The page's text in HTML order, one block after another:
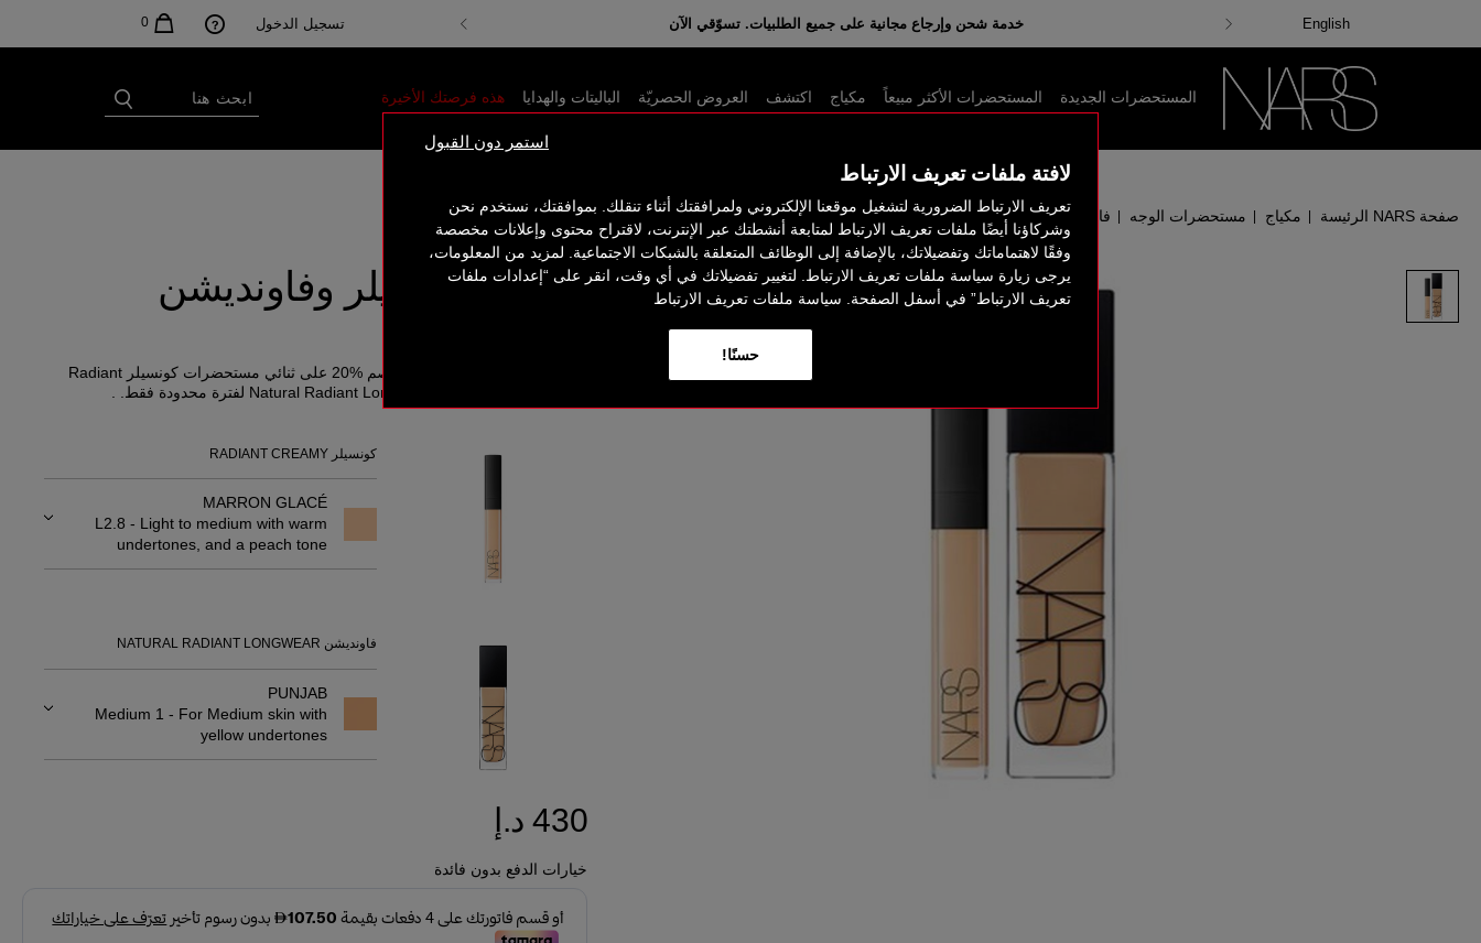
English احصلي على هدايا مجانية عند إنفاق 350 د.إ. باستخدام الكود: GIFTS
خدمة شحن وإرجاع مجانية على جميع الطلبيات. تسوّقي الآن تسجيل الدخول 0
المستحضرات الجديدة المستحضرات الأكثر مبيعاً مكياج اكتشف العروض الحصريّة الباليتات والهدايا هذه فرصتك الأخيرة
استمر دون القبول
لافتة ملفات تعريف الارتباط
تعريف الارتباط الضرورية لتشغيل موقعنا الإلكتروني ولمرافقتك أثناء تنقلك. بموافقتك، نستخدم نحن
وشركاؤنا أيضًا ملفات تعريف الارتباط لمتابعة أنشطتك عبر الإنترنت، لاقتراح محتوى وإعلانات مخصصة
وفقًا لاهتماماتك وتفضيلاتك، بالإضافة إلى الوظائف المتعلقة بالشبكات الاجتماعية. لمزيد من المعلومات،
يرجى زيارة سياسة ملفات تعريف الارتباط. لتغيير تفضيلاتك في أي وقت، انقر على “إعدادات ملفات
تعريف الارتباط” في أسفل الصفحة. سياسة ملفات تعريف الارتباط
حسنًا!
صفحة NARS الرئيسة مكياج مستحضرات الوجه فاونديشن | طقم كونسيلر وفاونديشن RADIANT
حسم 20%
طقم كونسيلر وفاونديشن
: تألّقي بلمسة مشرقة مع خصم %20 على ثنائي مستحضرات كونسيلر Radiant
كونسيلر RADIANT CREAMY
MARRON GLACÉ
L2.8 - Light to medium with warm
undertones, and a peach tone
فاونديشن NATURAL RADIANT LONGWEAR
PUNJAB
Medium 1 - For Medium skin with
yellow undertones
430 د.إ
خيارات الدفع بدون فائدة